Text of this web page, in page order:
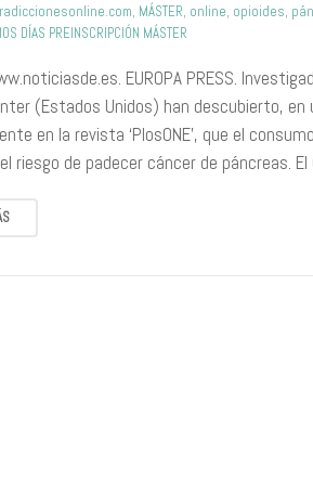
, MÁSTER, online, opioides,
DÍAS PREINSCRIPCIÓN MÁSTER
EUROPA PRESS.
(Estados Unidos) han descubierto, en
en la revista ‘PlosONE’, que el
riesgo de padecer cáncer de páncreas.